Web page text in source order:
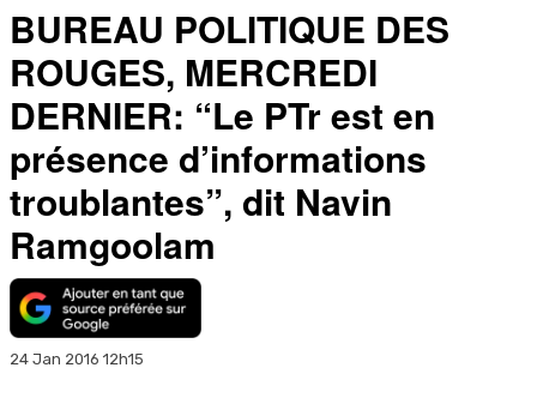
BUREAU POLITIQUE DES
ROUGES, MERCREDI
DERNIER: “Le PTr est en
présence d’informations
troublantes”, dit Navin
Ramgoolam
24 Jan 2016 12h15